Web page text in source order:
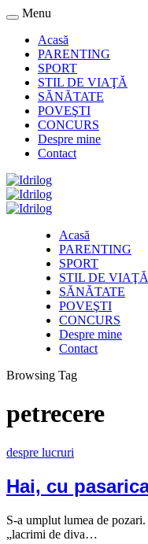
Menu
Acasă
PARENTING
SPORT
STIL DE VIAŢĂ
SĂNĂTATE
POVEŞTI
CONCURS
Despre mine
Contact
Acasă
PARENTING
SPORT
STIL DE VIAŢĂ
SĂNĂTATE
POVEŞTI
CONCURS
Despre mine
Contact
Browsing Tag
petrecere
despre lucruri
Hai, cu
S-a umplut lumea de
„lacrimi de diva…